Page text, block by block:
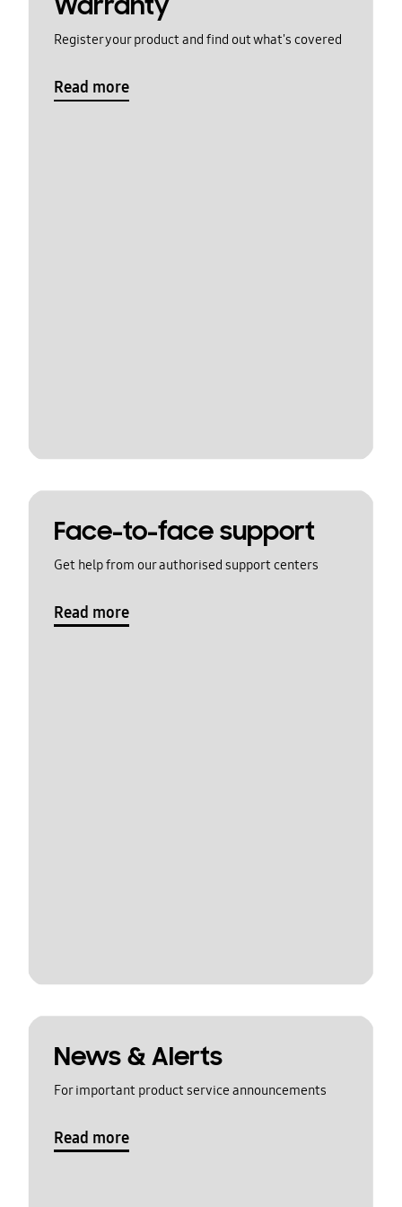
Register your product and find out what's covered
Read more
Face-to-face support
Get help from our authorised support centers
Read more
News & Alerts
For important product service announcements
Read more